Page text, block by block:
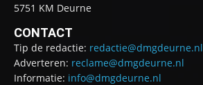
5751 KM Deurne
CONTACT
Tip de redactie: redactie@dmgdeurne.nl
Adverteren: reclame@dmgdeurne.nl
Informatie: info@dmgdeurne.nl